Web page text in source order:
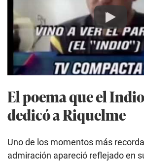
Play
El poema que el
dedicó a Riquelme
Uno de los momentos más
admiración apareció reflejado en